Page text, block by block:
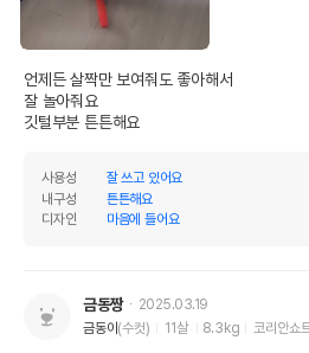
법에 의한 인증,허가 등을
받았음을 확인할수 있는
경우 그에 대한 사항
제조국 또는 원산지
수입자를 함께 표기
AS책임자와 전화번호
유통기한
유통기한이
이후인 상품이
언제든 살짝만 보여줘도 좋아해서
잘 놀아줘요
깃털부분 튼튼해요
사용성
잘 쓰고 있어요
내구성
튼튼해요
디자인
마음에 들어요
금동짱
2025.03.19
금동이(수컷) 11살 8.3kg 코리안쇼